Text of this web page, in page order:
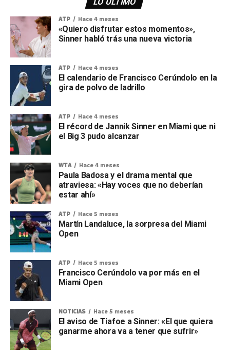
ATP Hace 4 meses
«Quiero disfrutar estos momentos»,
Sinner habló trás una nueva victoria
ATP Hace 4 meses
El calendario de Francisco Cerúndolo en la
gira de polvo de ladrillo
ATP Hace 4 meses
El récord de Jannik Sinner en Miami que ni
el Big 3 pudo alcanzar
WTA Hace 4 meses
Paula Badosa y el drama mental que
atraviesa: «Hay voces que no deberían
estar ahí»
ATP Hace 5 meses
Martín Landaluce, la sorpresa del Miami
Open
ATP Hace 5 meses
Francisco Cerúndolo va por más en el
Miami Open
NOTICIAS Hace 5 meses
El aviso de Tiafoe a Sinner: «El que quiera
ganarme ahora va a tener que sufrir»